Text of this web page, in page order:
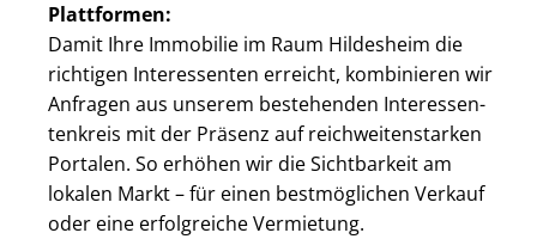
Plattformen:
Damit Ihre Immobilie im Raum Hildesheim die
richtigen Interessenten erreicht, kombinieren wir
Anfragen aus unserem bestehenden In­ter­es­sen­
ten­kreis mit der Präsenz auf reich­wei­ten­star­ken
Portalen. So erhöhen wir die Sichtbarkeit am
lokalen Markt – für einen bestmöglichen Verkauf
oder eine erfolgreiche Vermietung.